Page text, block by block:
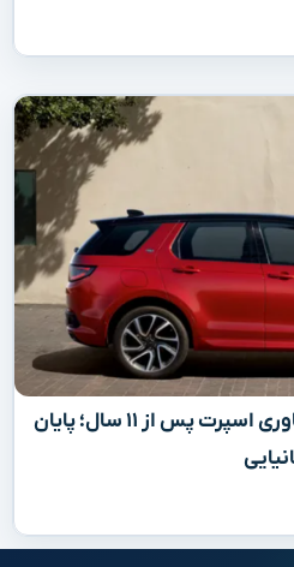
توقف تولید لندروور دیسکاوری اسپرت پس از ۱۱ سال؛ پایان